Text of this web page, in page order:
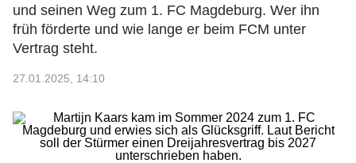
und seinen Weg zum 1. FC Magdeburg. Wer ihn
früh förderte und wie lange er beim FCM unter
Vertrag steht.
27.01.2025, 14:10